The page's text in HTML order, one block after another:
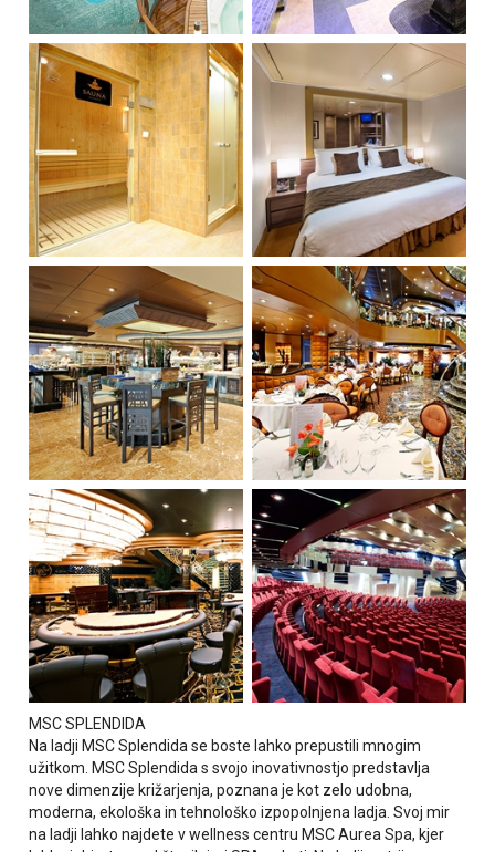
MSC SPLENDIDA
Na ladji MSC Splendida se boste lahko prepustili mnogim
užitkom. MSC Splendida s svojo inovativnostjo predstavlja
nove dimenzije križarjenja, poznana je kot zelo udobna,
moderna, ekološka in tehnološko izpopolnjena ladja. Svoj mir
na ladji lahko najdete v wellness centru MSC Aurea Spa, kjer